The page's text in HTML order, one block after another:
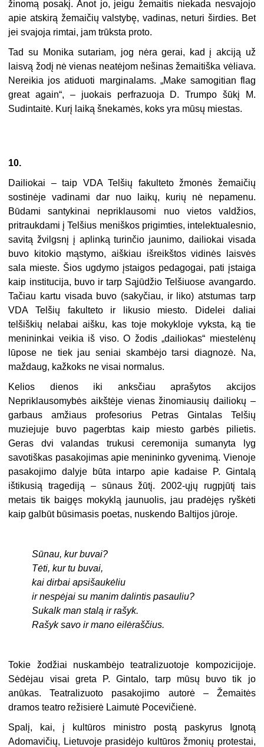
žinomą posakį. Anot jo, jeigu žemaitis niekada nesvajojo
apie atskirą žemaičių valstybę, vadinas, neturi širdies. Bet
jei svajoja rimtai, jam trūksta proto.
Tad su Monika sutariam, jog nėra gerai, kad į akciją už
laisvą žodį nė vienas neatėjom nešinas žemaitiška vėliava.
Nereikia jos atiduoti marginalams. „Make samogitian flag
great again“, – juokais perfrazuoja D. Trumpo šūkį M.
Sudintaitė. Kurį laiką šnekamės, koks yra mūsų miestas.
10.
Dailiokai – taip VDA Telšių fakulteto žmonės žemaičių
sostinėje vadinami dar nuo laikų, kurių nė nepamenu.
Būdami santykinai nepriklausomi nuo vietos valdžios,
pritraukdami į Telšius meniškos prigimties, intelektualesnio,
savitą žvilgsnį į aplinką turinčio jaunimo, dailiokai visada
buvo kitokio mąstymo, aiškiau išreikštos vidinės laisvės
sala mieste. Šios ugdymo įstaigos pedagogai, pati įstaiga
kaip institucija, buvo ir tarp Sąjūdžio Telšiuose avangardo.
Tačiau kartu visada buvo (sakyčiau, ir liko) atstumas tarp
VDA Telšių fakulteto ir likusio miesto. Didelei daliai
telšiškių nelabai aišku, kas toje mokykloje vyksta, ką tie
menininkai veikia iš viso. O žodis „dailiokas“ miestelėnų
lūpose ne tiek jau seniai skambėjo tarsi diagnozė. Na,
maždaug, kažkoks ne visai normalus.
Kelios dienos iki anksčiau aprašytos akcijos
Nepriklausomybės aikštėje vienas žinomiausių dailiokų –
garbaus amžiaus profesorius Petras Gintalas Telšių
muziejuje buvo pagerbtas kaip miesto garbės pilietis.
Geras dvi valandas trukusi ceremonija sumanyta lyg
savotiškas pasakojimas apie menininko gyvenimą. Vienoje
pasakojimo dalyje būta intarpo apie kadaise P. Gintalą
ištikusią tragediją – sūnaus žūtį. 2002-ųjų rugpjūtį tais
metais tik baigęs mokyklą jaunuolis, jau pradėjęs ryškėti
kaip galbūt būsimasis poetas, nuskendo Baltijos jūroje.
Sūnau, kur buvai?
Tėti, kur tu buvai,
kai dirbai apsišaukėliu
ir nespėjai su manim dalintis pasauliu?
Sukalk man stalą ir rašyk.
Rašyk savo ir mano eilėraščius.
Tokie žodžiai nuskambėjo teatralizuotoje kompozicijoje.
Sėdėjau visai greta P. Gintalo, tarp mūsų buvo tik jo
anūkas. Teatralizuoto pasakojimo autorė – Žemaitės
dramos teatro režisierė Laimutė Pocevičienė.
Spalį, kai, į kultūros ministro postą paskyrus Ignotą
Adomavičių, Lietuvoje prasidėjo kultūros žmonių protestai,